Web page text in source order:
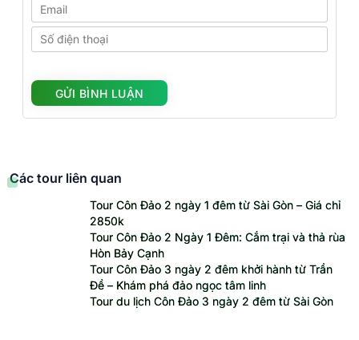
Các tour liên quan
Tour Côn Đảo 2 ngày 1 đêm từ Sài Gòn – Giá chỉ
2850k
Tour Côn Đảo 2 Ngày 1 Đêm: Cắm trại và thả rùa
Hòn Bảy Cạnh
Tour Côn Đảo 3 ngày 2 đêm khởi hành từ Trần
Đề – Khám phá đảo ngọc tâm linh
Tour du lịch Côn Đảo 3 ngày 2 đêm từ Sài Gòn